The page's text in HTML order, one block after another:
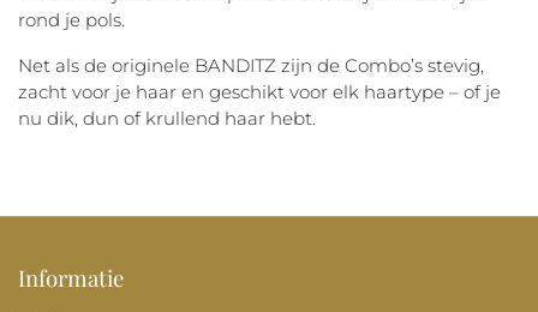
rond je pols.
Net als de originele BANDITZ zijn de Combo’s stevig,
zacht voor je haar en geschikt voor elk haartype – of je
nu dik, dun of krullend haar hebt.
Informatie